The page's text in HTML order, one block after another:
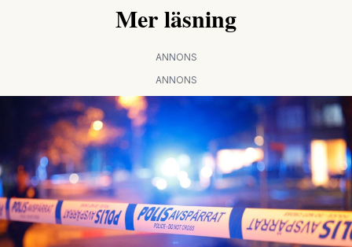
Mer läsning
ANNONS
ANNONS